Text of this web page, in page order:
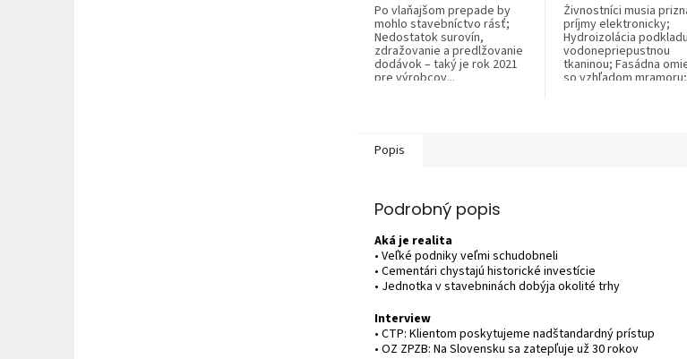
Po vlaňajšom prepade by
mohlo stavebníctvo rásť;
Nedostatok surovín,
zdražovanie a predlžovanie
dodávok – taký je rok 2021
pre výrobcov...
Živnostníci musia
príjmy elektronicky;
Hydroizolácia podkladu
vodonepriepustnou
tkaninou; Fasádna
so vzhľadom
Popis
Podrobný popis
Aká je realita
• Veľké podniky veľmi schudobneli
• Cementári chystajú historické investície
• Jednotka v stavebninách dobýja okolité trhy
Interview
• CTP: Klientom poskytujeme nadštandardný prístup
• OZ ZPZB: Na Slovensku sa zatepľuje už 30 rokov